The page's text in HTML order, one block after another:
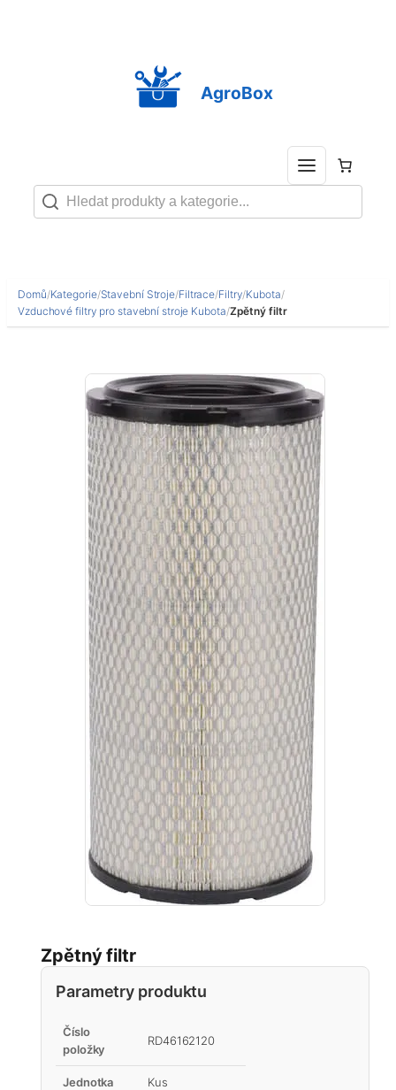
AgroBox
Domů/Kategorie/Stavební Stroje/Filtrace/Filtry/Kubota/
Vzduchové filtry pro stavební stroje Kubota/Zpětný filtr
Zpětný filtr
Parametry produktu
Číslo
položky
RD46162120
Jednotka Kus